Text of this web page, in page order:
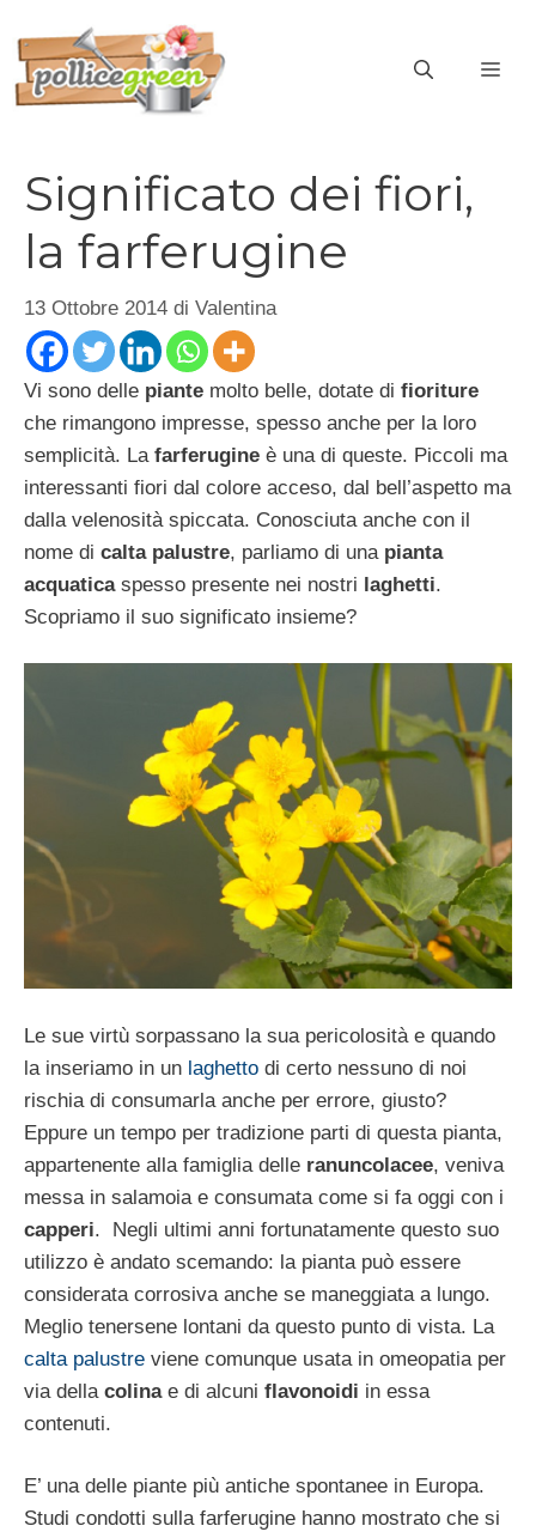
contenuto
Significato dei fiori,
la farferugine
13 Ottobre 2014 di Valentina
Vi sono delle piante molto belle, dotate di fioriture
che rimangono impresse, spesso anche per la loro
semplicità. La farferugine è una di queste. Piccoli ma
interessanti fiori dal colore acceso, dal bell’aspetto ma
dalla velenosità spiccata. Conosciuta anche con il
nome di calta palustre, parliamo di una pianta
acquaticaspesso presente nei nostri laghetti.
Scopriamo il suo significato insieme?
Le sue virtù sorpassano la sua pericolosità e quando
la inseriamo in un laghetto di certo nessuno di noi
rischia di consumarla anche per errore, giusto?
Eppure un tempo per tradizione parti di questa pianta,
appartenente alla famiglia delle ranuncolacee, veniva
messa in salamoia e consumata come si fa oggi con i
capperi. Negli ultimi anni fortunatamente questo suo
utilizzo è andato scemando: la pianta può essere
considerata corrosiva anche se maneggiata a lungo.
Meglio tenersene lontani da questo punto di vista. La
calta palustre viene comunque usata in omeopatia per
via della colinae di alcuni flavonoidi in essa
contenuti.
E’ una delle piante più antiche spontanee in Europa.
Studi condotti sulla farferugine hanno mostrato che si